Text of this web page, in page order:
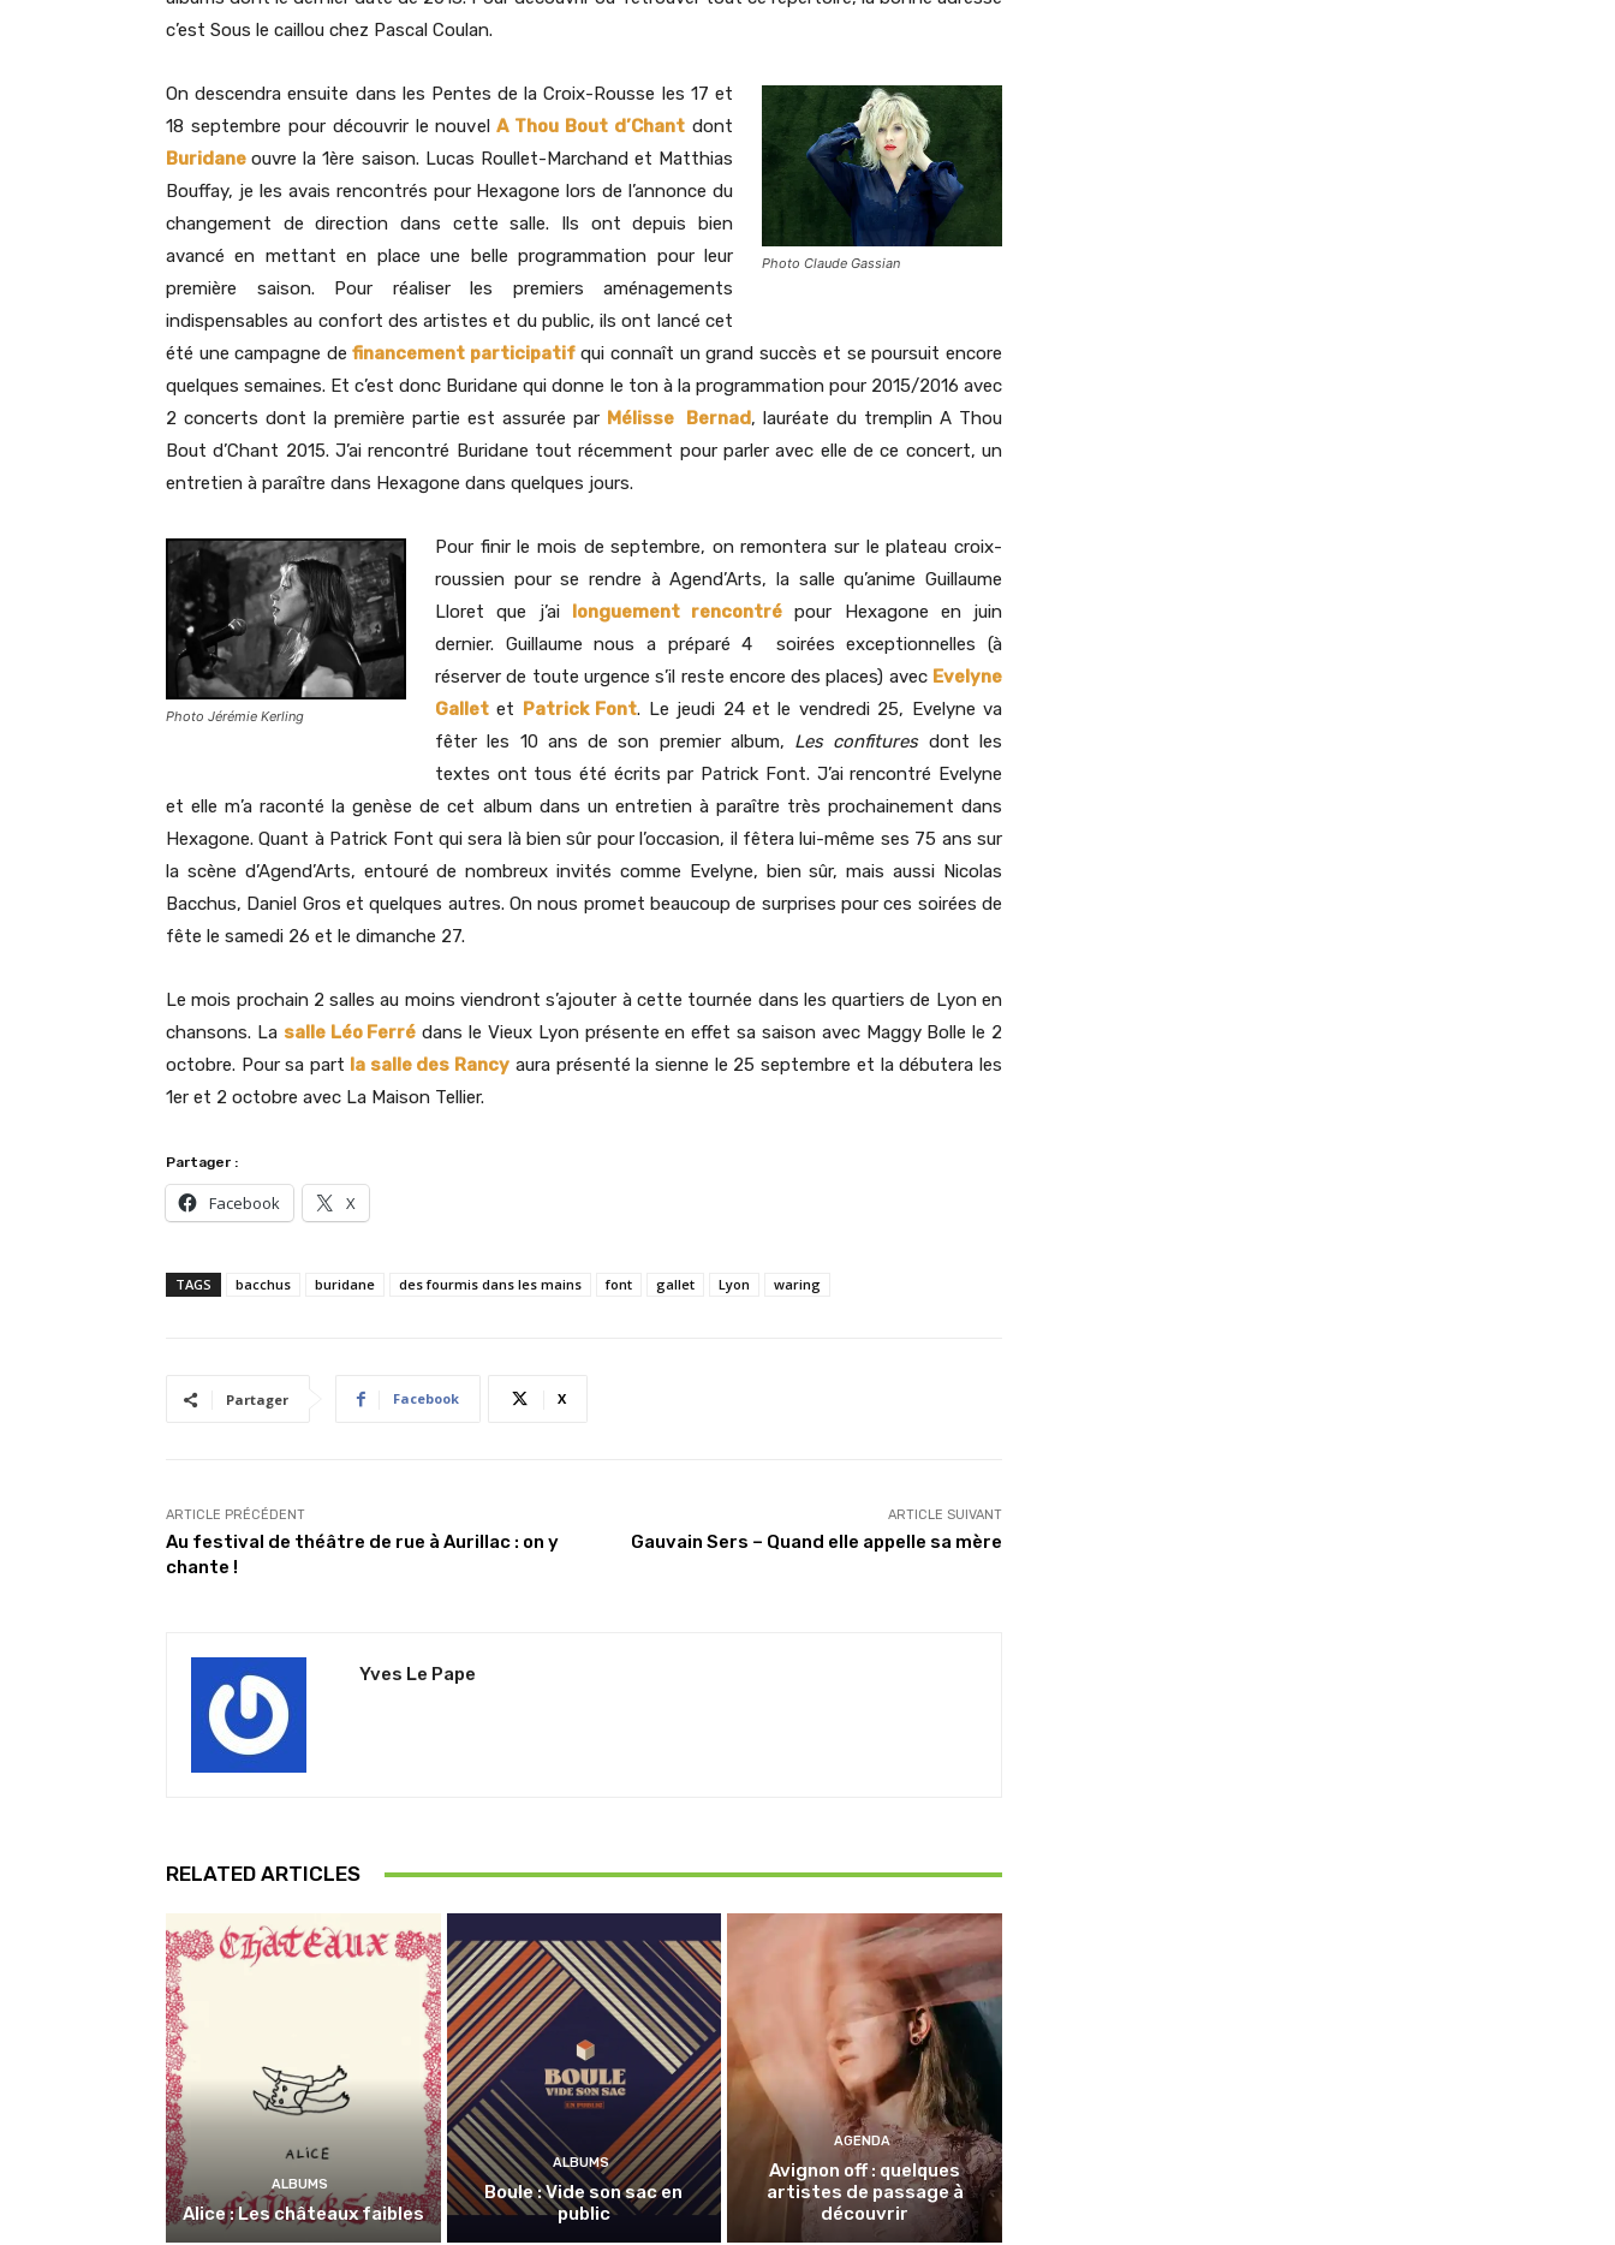
c’est Sous le caillou chez Pascal Coulan.
Photo Claude Gassian
On descendra ensuite dans les Pentes de la Croix-Rousse les 17 et
18 septembre pour découvrir le nouvelA Thou Bout d’Chant dont
Buridane ouvre la 1ère saison. Lucas Roullet-Marchand et Matthias
Bouffay, je les avais rencontrés pour Hexagone lors de l’annonce du
changement de direction dans cette salle. Ils ont depuis bien
avancé en mettant en place une belle programmation pour leur
première saison. Pour réaliser les premiers aménagements
indispensables au confort des artistes et du public, ils ont lancé cet
été une campagne de financement participatif qui connaît un grand succès et se poursuit encore
quelques semaines. Et c’est donc Buridane qui donne le ton à la programmation pour 2015/2016 avec
2 concerts dont la première partie est assurée par Mélisse Bernad, lauréate du tremplin A Thou
Bout d’Chant 2015. J’ai rencontré Buridane tout récemment pour parler avec elle de ce concert, un
entretien à paraître dans Hexagone dans quelques jours.
Photo Jérémie Kerling
Pour finir le mois de septembre, on remontera sur le plateau croix-
roussien pour se rendre à Agend’Arts, la salle qu’anime Guillaume
Lloret que j’ai longuement rencontré pour Hexagone en juin
dernier. Guillaume nous a préparé 4 soirées exceptionnelles (à
réserver de toute urgence s’il reste encore des places) avec Evelyne
Gallet et Patrick Font. Le jeudi 24 et le vendredi 25, Evelyne va
fêter les 10 ans de son premier album, Les confituresdont les
textes ont tous été écrits par Patrick Font. J’ai rencontré Evelyne
et elle m’a raconté la genèse de cet album dans un entretien à paraître très prochainement dans
Hexagone. Quant à Patrick Font qui sera là bien sûr pour l’occasion, il fêtera lui-même ses 75 ans sur
la scène d’Agend’Arts, entouré de nombreux invités comme Evelyne, bien sûr, mais aussi Nicolas
Bacchus, Daniel Gros et quelques autres. On nous promet beaucoup de surprises pour ces soirées de
fête le samedi 26 et le dimanche 27.
Le mois prochain 2 salles au moins viendront s’ajouter à cette tournée dans les quartiers de Lyon en
chansons. La salle Léo Ferré dans le Vieux Lyon présente en effet sa saison avec Maggy Bolle le 2
octobre. Pour sa part la salle des Rancy aura présenté la sienne le 25 septembre et la débutera les
1er et 2 octobre avec La Maison Tellier.
Partager :
Facebook X
TAGS bacchus buridane des fourmis dans les mains font gallet Lyon waring
Partager Facebook X
ARTICLE PRÉCÉDENT
Au festival de théâtre de rue à Aurillac : on y
chante !
ARTICLE SUIVANT
Gauvain Sers – Quand elle appelle sa mère
Yves Le Pape
RELATED ARTICLES
ALBUMS
Alice : Les châteaux faibles
ALBUMS
Boule : Vide son sac en
public
AGENDA
Avignon off : quelques
artistes de passage à
découvrir